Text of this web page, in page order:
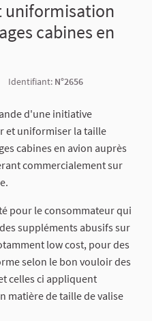
uniformisation
cabines en
Identifiant: N°2656
d'une initiative
et uniformiser la taille
cabines en avion auprès
commercialement sur
pour le consommateur qui
suppléments abusifs sur
low cost, pour des
selon le bon vouloir des
celles ci appliquent
matière de taille de valise